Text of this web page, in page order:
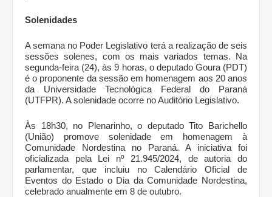
Solenidades
A semana no Poder Legislativo terá a realização de seis
sessões solenes, com os mais variados temas. Na
segunda-feira (24), às 9 horas, o deputado Goura (PDT)
é o proponente da sessão em homenagem aos 20 anos
da Universidade Tecnológica Federal do Paraná
(UTFPR). A solenidade ocorre no Auditório Legislativo.
Às 18h30, no Plenarinho, o deputado Tito Barichello
(União) promove solenidade em homenagem à
Comunidade Nordestina no Paraná. A iniciativa foi
oficializada pela Lei nº 21.945/2024, de autoria do
parlamentar, que incluiu no Calendário Oficial de
Eventos do Estado o Dia da Comunidade Nordestina,
celebrado anualmente em 8 de outubro.